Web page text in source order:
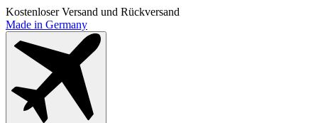
Kostenloser Versand und Rückversand
Made in Germany